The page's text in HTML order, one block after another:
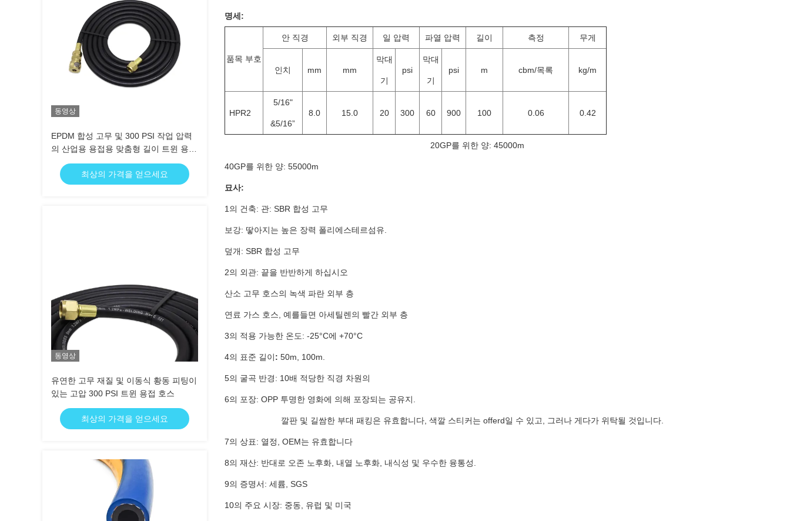
동영상
EPDM 합성 고무 및 300 PSI 작업 압력
의 산업용 용접용 맞춤형 길이 트윈 용접
호스
최상의 가격을 얻으세요
동영상
유연한 고무 재질 및 이동식 황동 피팅이
있는 고압 300 PSI 트윈 용접 호스
최상의 가격을 얻으세요
명세:
품목 부호
안 직경 외부 직경 일 압력 파열 압력 길이 측정 무게
인치 mm mm
막대
기
psi
막대
기
psi m cbm/목록 kg/m
HPR2
5/16"
&5/16”
8.0 15.0 20 300 60 900 100 0.06 0.42
20GP를 위한 양: 45000m
40GP를 위한 양: 55000m
묘사:
1의 건축: 관: SBR 합성 고무
보강: 땋아지는 높은 장력 폴리에스테르섬유.
덮개: SBR 합성 고무
2의 외관: 끝을 반반하게 하십시오
산소 고무 호스의 녹색 파란 외부 층
연료 가스 호스, 예를들면 아세틸렌의 빨간 외부 층
3의 적용 가능한 온도: -25°C에 +70°C
4의 표준 길이: 50m, 100m.
5의 굴곡 반경: 10배 적당한 직경 차원의
6의 포장: OPP 투명한 영화에 의해 포장되는 공유지.
깔판 및 길쌈한 부대 패킹은 유효합니다, 색깔 스티커는 offerd일 수 있고, 그러나 게다가 위탁될 것입니다.
7의 상표: 열정, OEM는 유효합니다
8의 재산: 반대로 오존 노후화, 내열 노후화, 내식성 및 우수한 융통성.
9의 증명서: 세륨, SGS
10의 주요 시장: 중동, 유럽 및 미국